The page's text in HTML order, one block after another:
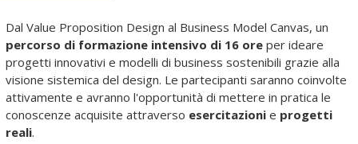
Dal Value Proposition Design al Business Model Canvas, un
percorso di formazione intensivo di 16 ore per ideare
progetti innovativi e modelli di business sostenibili grazie alla
visione sistemica del design. Le partecipanti saranno coinvolte
attivamente e avranno l'opportunità di mettere in pratica le
conoscenze acquisite attraverso esercitazioni e progetti
reali.